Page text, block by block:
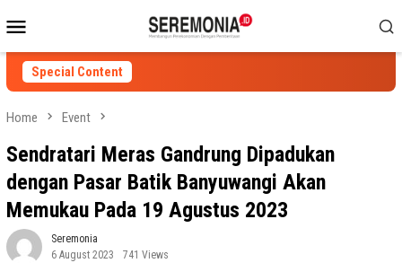
to
contentMenu
Special Content
Home Event
Sendratari Meras Gandrung Dipadukan
dengan Pasar Batik Banyuwangi Akan
Memukau Pada 19 Agustus 2023
Seremonia
6 August 2023
741 Views